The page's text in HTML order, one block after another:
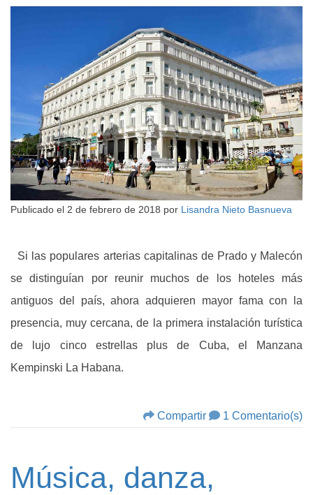
Publicado el 2 de febrero de 2018 por Lisandra Nieto Basnueva
Si las populares arterias capitalinas de Prado y Malecón
se distinguían por reunir muchos de los hoteles más
antiguos del país, ahora adquieren mayor fama con la
presencia, muy cercana, de la primera instalación turística
de lujo cinco estrellas plus de Cuba, el Manzana
Kempinski La Habana.
Compartir 1 Comentario(s)
Música, danza,